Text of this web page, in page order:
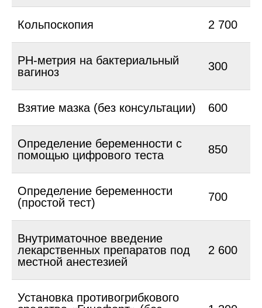
Кольпоскопия 2 700
РН-метрия на бактериальный
вагиноз
300
Взятие мазка (без консультации) 600
Определение беременности с
помощью цифрового теста
850
Определение беременности
(простой тест)
700
Внутриматочное введение
лекарственных препаратов под
местной анестезией
2 600
Установка противогрибкового